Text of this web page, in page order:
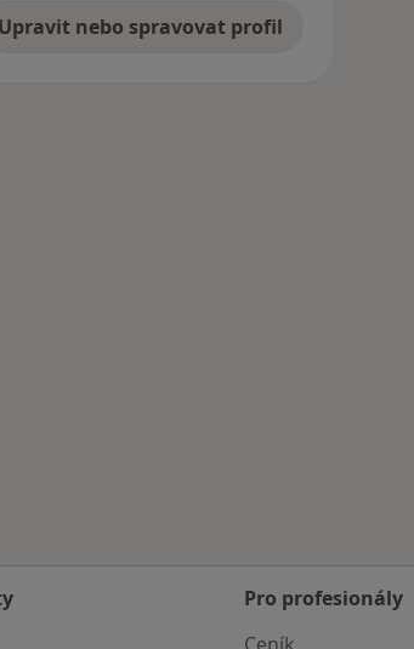
Upravit nebo spravovat profil
Pro profesionály